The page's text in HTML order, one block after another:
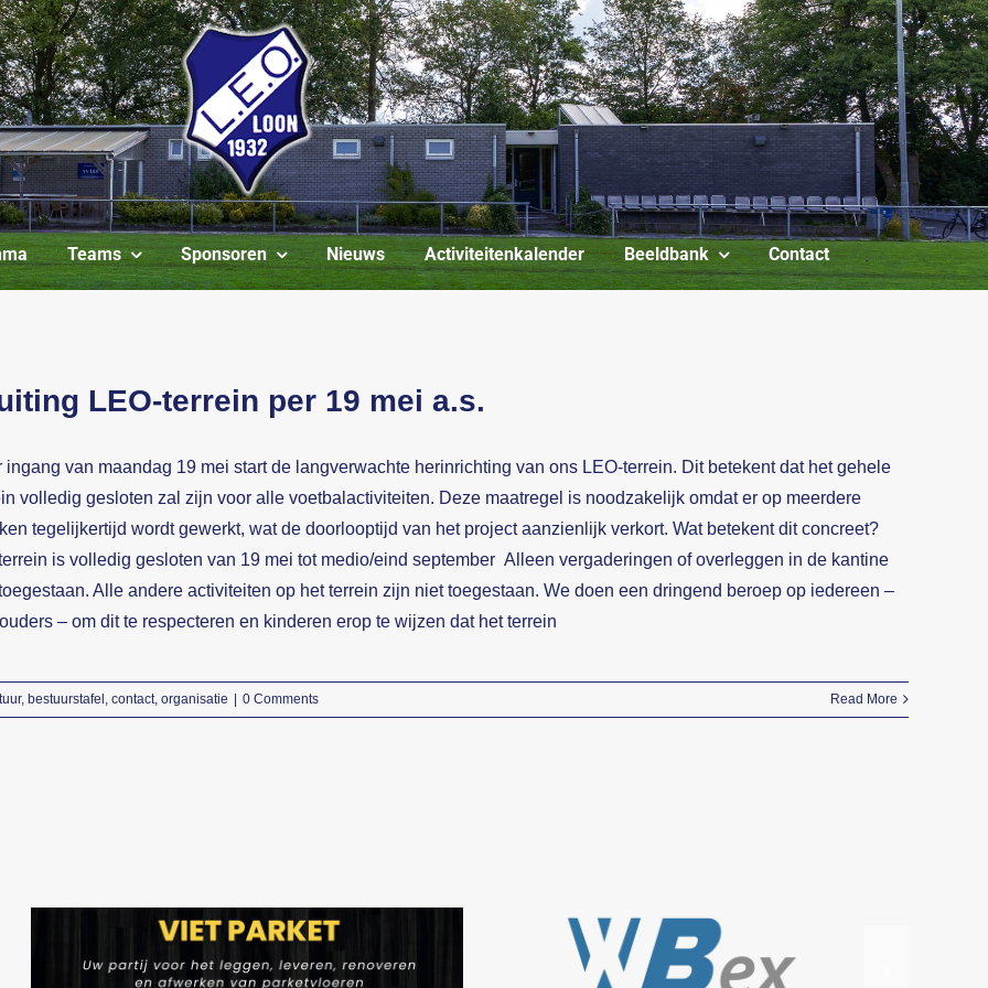
Teams Sponsoren Nieuws Activiteitenkalender Beeldbank Contact
LEO-terrein per 19 mei a.s.
ingang van maandag 19 mei start de langverwachte herinrichting van ons LEO-terrein. Dit betekent dat het gehele
volledig gesloten zal zijn voor alle voetbalactiviteiten. Deze maatregel is noodzakelijk omdat er op meerdere
tegelijkertijd wordt gewerkt, wat de doorlooptijd van het project aanzienlijk verkort. Wat betekent dit concreet?
is volledig gesloten van 19 mei tot medio/eind september Alleen vergaderingen of overleggen in de kantine
Alle andere activiteiten op het terrein zijn niet toegestaan. We doen een dringend beroep op iedereen –
– om dit te respecteren en kinderen erop te wijzen dat het terrein
, bestuurstafel contact, organisatie | 0 Comments Read More